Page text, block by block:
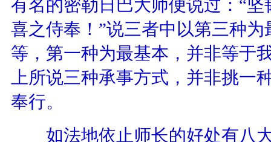
有名的密勒日巴大师便说过：“
喜之侍奉！”说三者中以第三种
等，第一种为最基本，并非等于
上所说三种承事方式，并非挑一
奉行。
如法地依止师长的好处有八